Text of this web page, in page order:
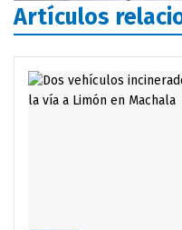
Artículos